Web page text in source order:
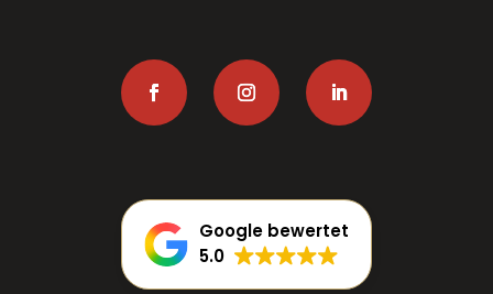
Google bewertet
5.0